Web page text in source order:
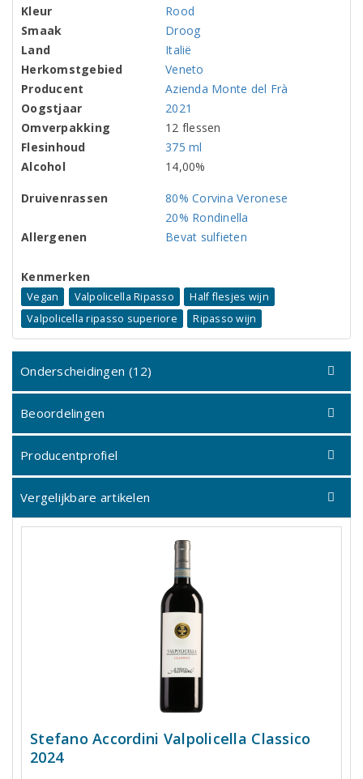
Kleur
Rood
Smaak
Droog
Land
Italië
Herkomstgebied
Veneto
Producent
Azienda Monte del Frà
Oogstjaar
2021
Omverpakking
12 flessen
Flesinhoud
375 ml
Alcohol
14,00%
Druivenrassen
80% Corvina Veronese
20% Rondinella
Allergenen
Bevat sulfieten
Kenmerken
Vegan Valpolicella Ripasso
Half flesjes wijn
Valpolicella ripasso superiore
Ripasso wijn
Onderscheidingen (12)
Beoordelingen
Producentprofiel
Vergelijkbare artikelen
Stefano Accordini Valpolicella Classico
2024